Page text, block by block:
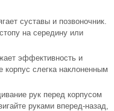
суставы и позвоночник.
на середину или
эффективность и
слегка наклоненным
рук перед корпусом
руками вперед-назад,